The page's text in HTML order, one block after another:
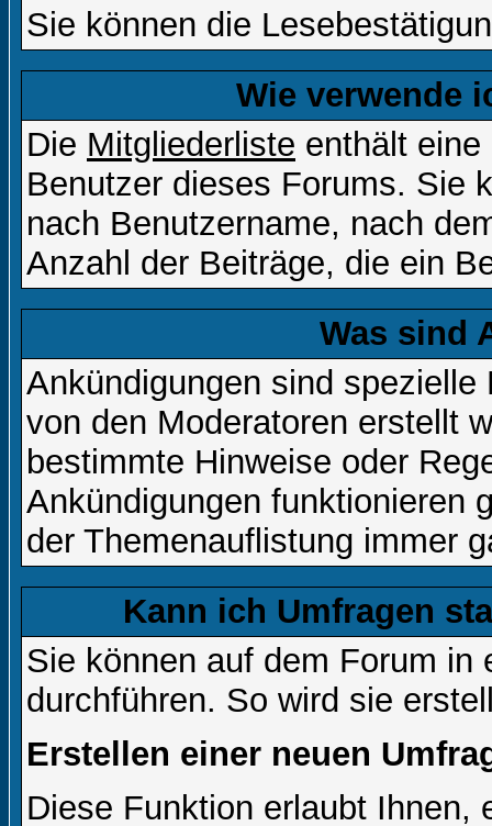
Sie können die
Wie verwende
Die Mitgliederliste enthält
Benutzer dieses Forums. Sie
nach Benutzername, nach
Anzahl der Beiträge, die ein
Was sind
Ankündigungen sind
von den Moderatoren erstellt
bestimmte Hinweise oder
Ankündigungen funktionieren
der Themenauflistung immer
Kann ich Umfragen
Sie können auf dem Forum in
durchführen. So wird sie
Erstellen einer neuen
Diese Funktion erlaubt Ihnen,